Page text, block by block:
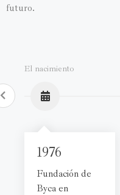
futuro.
El nacimiento
1976
Fundación de
Byca en